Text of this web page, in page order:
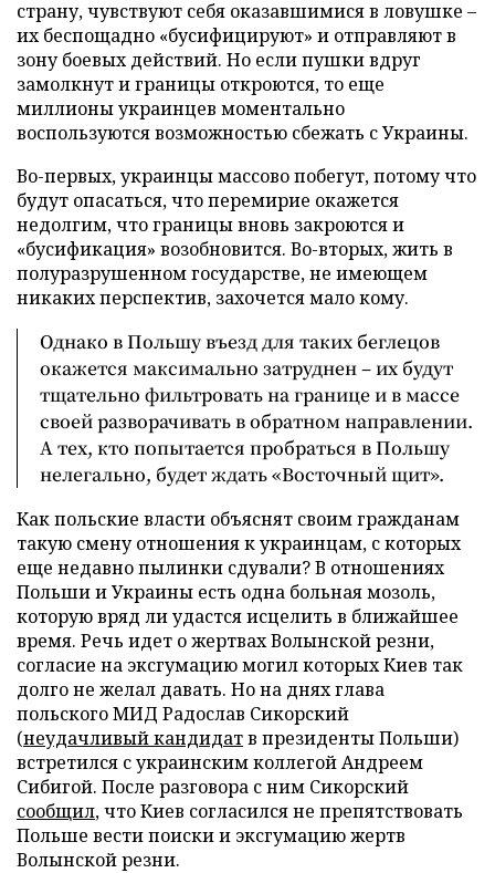
страну, чувствуют себя оказавшимися в ловушке –
их беспощадно «бусифицируют» и отправляют в
зону боевых действий. Но если пушки вдруг
замолкнут и границы откроются, то еще
миллионы украинцев моментально
воспользуются возможностью сбежать с Украины.
Во-первых, украинцы массово побегут, потому что
будут опасаться, что перемирие окажется
недолгим, что границы вновь закроются и
«бусификация» возобновится. Во-вторых, жить в
полуразрушенном государстве, не имеющем
никаких перспектив, захочется мало кому.
Однако в Польшу въезд для таких беглецов
окажется максимально затруднен – их будут
тщательно фильтровать на границе и в массе
своей разворачивать в обратном направлении.
А тех, кто попытается пробраться в Польшу
нелегально, будет ждать «Восточный щит».
Как польские власти объяснят своим гражданам
такую смену отношения к украинцам, с которых
еще недавно пылинки сдували? В отношениях
Польши и Украины есть одна больная мозоль,
которую вряд ли удастся исцелить в ближайшее
время. Речь идет о жертвах Волынской резни,
согласие на эксгумацию могил которых Киев так
долго не желал давать. Но на днях глава
польского МИД Радослав Сикорский
(неудачливый кандидатв президенты Польши)
встретился с украинским коллегой Андреем
Сибигой. После разговора с ним Сикорский
сообщил, что Киев согласился не препятствовать
Польше вести поиски и эксгумацию жертв
Волынской резни.